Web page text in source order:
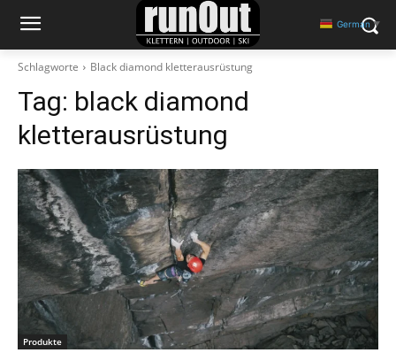
Schlagworte Black diamond kletterausrüstung
Tag: black diamond
kletterausrüstung
Produkte
German ▼